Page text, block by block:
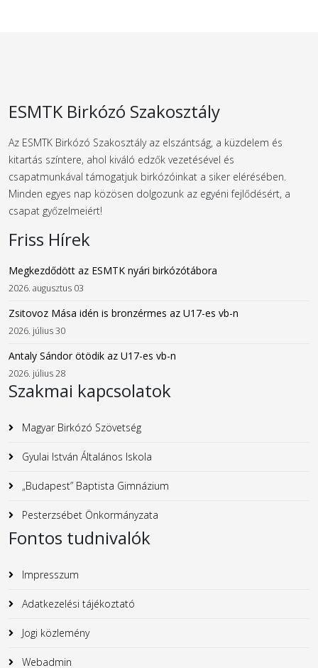
ESMTK Birkózó Szakosztály
Az ESMTK Birkózó Szakosztály az elszántság, a küzdelem és
kitartás színtere, ahol kiváló edzők vezetésével és
csapatmunkával támogatjuk birkózóinkat a siker elérésében.
Minden egyes nap közösen dolgozunk az egyéni fejlődésért, a
csapat győzelmeiért!
Friss Hírek
Megkezdődött az ESMTK nyári birkózótábora
2026. augusztus 03
Zsitovoz Mása idén is bronzérmes az U17-es vb-n
2026. július 30
Antaly Sándor ötödik az U17-es vb-n
2026. július 28
Szakmai kapcsolatok
Magyar Birkózó Szövetség
Gyulai István Általános Iskola
„Budapest” Baptista Gimnázium
Pesterzsébet Önkormányzata
Fontos tudnivalók
Impresszum
Adatkezelési tájékoztató
Jogi közlemény
Webadmin